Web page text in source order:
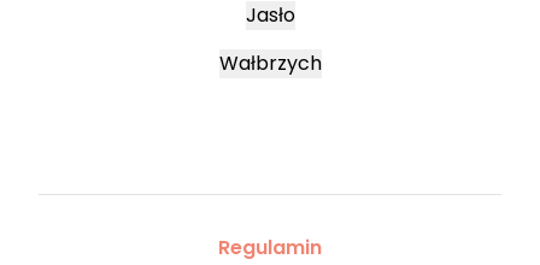
Jasło
Wałbrzych
Regulamin